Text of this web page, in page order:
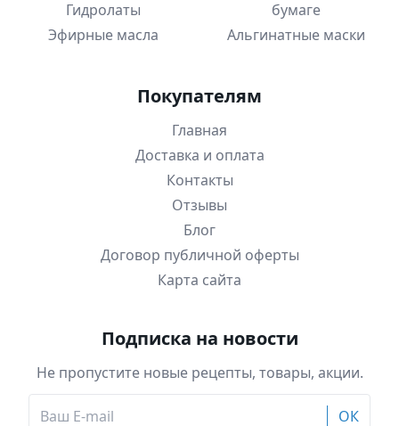
Гидролаты
Эфирные масла
бумаге
Альгинатные маски
Покупателям
Главная
Доставка и оплата
Контакты
Отзывы
Блог
Договор публичной оферты
Карта сайта
Подписка на новости
Не пропустите новые рецепты, товары, акции.
ОК